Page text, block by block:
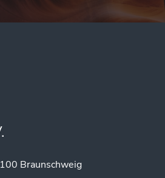
Braunschweig